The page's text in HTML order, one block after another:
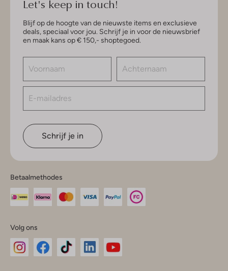
Let's keep in touch!
Blijf op de hoogte van de nieuwste items en exclusieve
deals, speciaal voor jou. Schrijf je in voor de nieuwsbrief
en maak kans op € 150,- shoptegoed.
Schrijf je in
Betaalmethodes
Volg ons